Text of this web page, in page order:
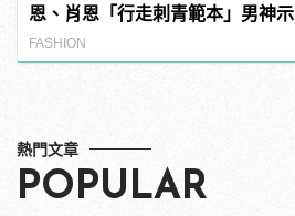
恩、肖恩「行走刺青範本」男神示
範！
FASHION
熱門文章
POPULAR